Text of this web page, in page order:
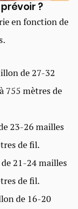
?
en fonction de
de 27-32
755 mètres de
23-26 mailles
de fil.
21-24 mailles
de fil.
de 16-20